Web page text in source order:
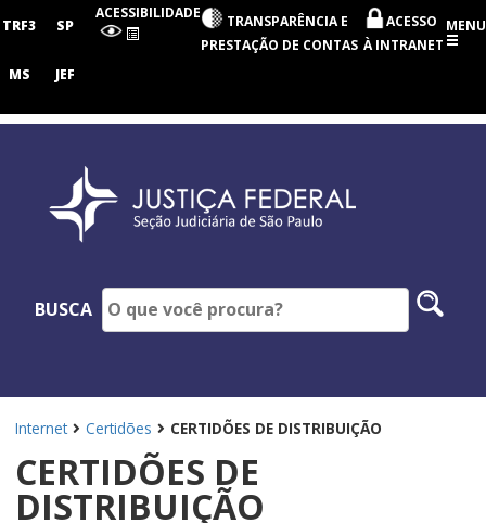
Judiciária
Paulo
TRF3 SP
MS JEF
ACESSIBILIDADE
TRANSPARÊNCIA E
PRESTAÇÃO DE CONTAS
ACESSO
À INTRANET
MENU
BUSCA
Internet Certidões CERTIDÕES DE DISTRIBUIÇÃO
CERTIDÕES DE
DISTRIBUIÇÃO